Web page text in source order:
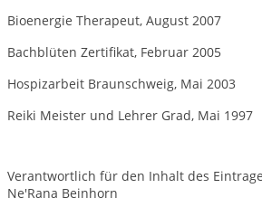
Bioenergie Therapeut, August 2007
Bachblüten Zertifikat, Februar 2005
Hospizarbeit Braunschweig, Mai 2003
Reiki Meister und Lehrer Grad, Mai 1997
Verantwortlich für den Inhalt des
Ne'Rana Beinhorn